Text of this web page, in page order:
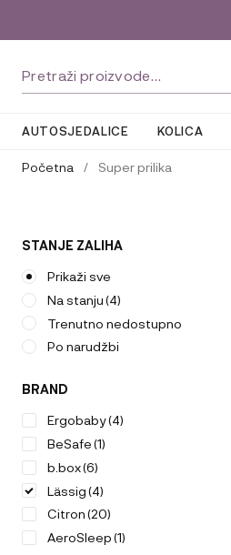
AUTOSJEDALICE KOLICA
na
do
Početna / Super prilika
STANJE ZALIHA
Prikaži sve
Na stanju(4)
Trenutno nedostupno
Po narudžbi
BRAND
Ergobaby(4)
BeSafe(1)
b.box(6)
Lässig(4)
Citron(20)
AeroSleep(1)